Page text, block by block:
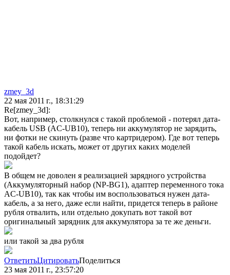
zmey_3d
22 мая 2011 г., 18:31:29
Re[zmey_3d]:
Вот, например, столкнулся с такой проблемой - потерял дата-
кабель USB (AC-UB10), теперь ни аккумулятор не зарядить,
ни фотки не скинуть (разве что картридером). Где вот теперь
такой кабель искать, может от других каких моделей
подойдет?
В общем не доволен я реализацией зарядного устройства
(Аккумуляторный набор (NP-BG1), адаптер переменного тока
AC-UB10), так как чтобы им воспользоваться нужен дата-
кабель, а за него, даже если найти, придется теперь в районе
рубля отвалить, или отдельно докупать вот такой вот
оригинальный зарядник для аккумулятора за те же деньги.
или такой за два рубля
ОтветитьЦитироватьПоделиться
23 мая 2011 г., 23:57:20